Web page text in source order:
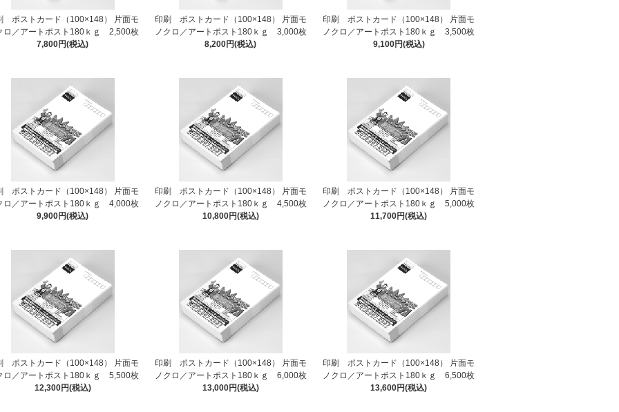
ポストカード（100×148） 片面モ
ロ／アートポスト180ｋｇ 2,500枚
7,800円(税込)
印刷 ポストカード（100×148） 片面モ
ノクロ／アートポスト180ｋｇ 3,000枚
8,200円(税込)
印刷 ポストカード（100×148） 片面モ
ノクロ／アートポスト180ｋｇ 3,500枚
9,100円(税込)
ポストカード（100×148） 片面モ
ロ／アートポスト180ｋｇ 4,000枚
9,900円(税込)
印刷 ポストカード（100×148） 片面モ
ノクロ／アートポスト180ｋｇ 4,500枚
10,800円(税込)
印刷 ポストカード（100×148） 片面モ
ノクロ／アートポスト180ｋｇ 5,000枚
11,700円(税込)
ポストカード（100×148） 片面モ
ロ／アートポスト180ｋｇ 5,500枚
12,300円(税込)
印刷 ポストカード（100×148） 片面モ
ノクロ／アートポスト180ｋｇ 6,000枚
13,000円(税込)
印刷 ポストカード（100×148） 片面モ
ノクロ／アートポスト180ｋｇ 6,500枚
13,600円(税込)